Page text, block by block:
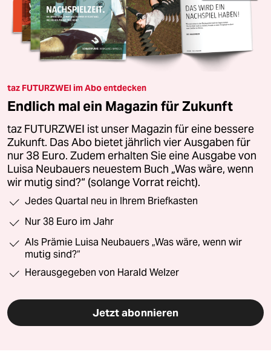
taz FUTURZWEI im Abo entdecken
Endlich mal ein Magazin für Zukunft
taz FUTURZWEI ist unser Magazin für eine bessere
Zukunft. Das Abo bietet jährlich vier Ausgaben für
nur 38 Euro. Zudem erhalten Sie eine Ausgabe von
Luisa Neubauers neuestem Buch „Was wäre, wenn
wir mutig sind?“ (solange Vorrat reicht).
Jedes Quartal neu in Ihrem Briefkasten
Nur 38 Euro im Jahr
Als Prämie Luisa Neubauers „Was wäre, wenn wir
mutig sind?“
Herausgegeben von Harald Welzer
Jetzt abonnieren